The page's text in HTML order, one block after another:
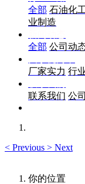
全部 石油化
业制造
全部 公司动
厂家实力 行
联系我们 公
< Previous > Next
你的位置